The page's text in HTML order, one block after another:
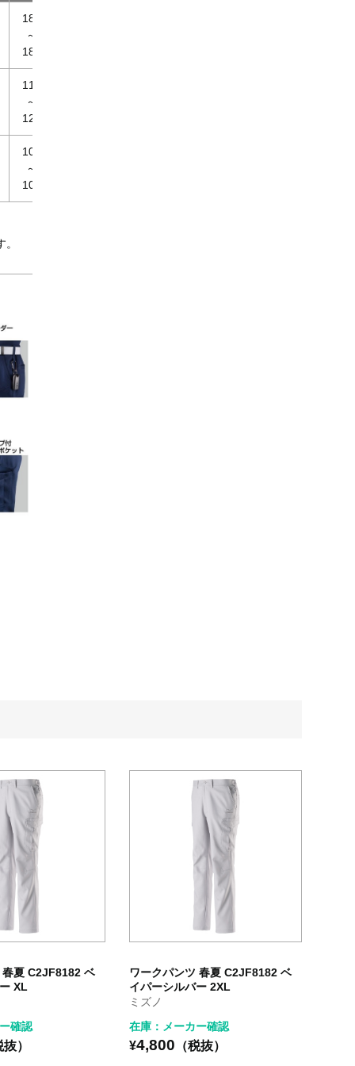
182
～
188
117
～
123
103
～
109
春夏 C2JF8182 ベ
XL
確認
抜）
ワークパンツ 春夏 C2JF8182 ベ
イパーシルバー 2XL
ミズノ
在庫：メーカー確認
¥4,800 （税抜）